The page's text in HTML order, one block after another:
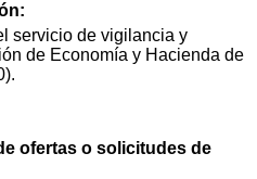
servicio de vigilancia y
de Economía y Hacienda de
ofertas o solicitudes de